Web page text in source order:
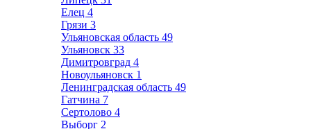
Елец 4
Грязи 3
Ульяновская область 49
Ульяновск 33
Димитровград 4
Новоульяновск 1
Ленинградская область 49
Гатчина 7
Сертолово 4
Выборг 2